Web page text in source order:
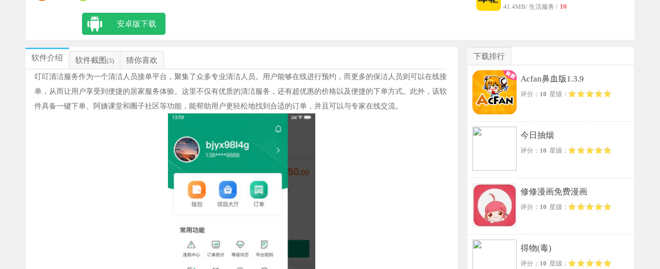
安卓版下载
41.4MB/ 生活服务 / 10
软件介绍 软件截图 (3) 猜你喜欢
叮叮清洁服务作为一个清洁人员接单平台，聚集了众多专业清洁人员。用户能够在线进行预约，而更多的保洁人员则可以在线接
单，从而让用户享受到便捷的居家服务体验。这里不仅有优质的清洁服务，还有超优惠的价格以及便捷的下单方式。此外，该软
件具备一键下单、阿姨课堂和圈子社区等功能，能帮助用户更轻松地找到合适的订单，并且可以与专家在线交流。
下载排行
Acfan鼻血版1.3.9
评分： 10 星级：
今日抽烟
评分： 10 星级：
修修漫画免费漫画
评分： 10 星级：
得物(毒)
评分： 10 星级：